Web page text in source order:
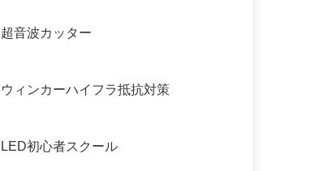
超音波カッター
ウィンカーハイフラ抵抗対策
LED初心者スクール